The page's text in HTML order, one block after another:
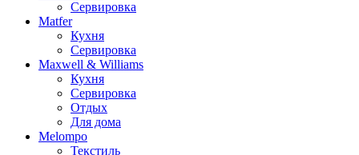
Сервировка
Matfer
Кухня
Сервировка
Maxwell & Williams
Кухня
Сервировка
Отдых
Для дома
Melompo
Текстиль